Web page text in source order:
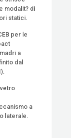
modalit? di
statici.
per le
a
dal
a
laterale.